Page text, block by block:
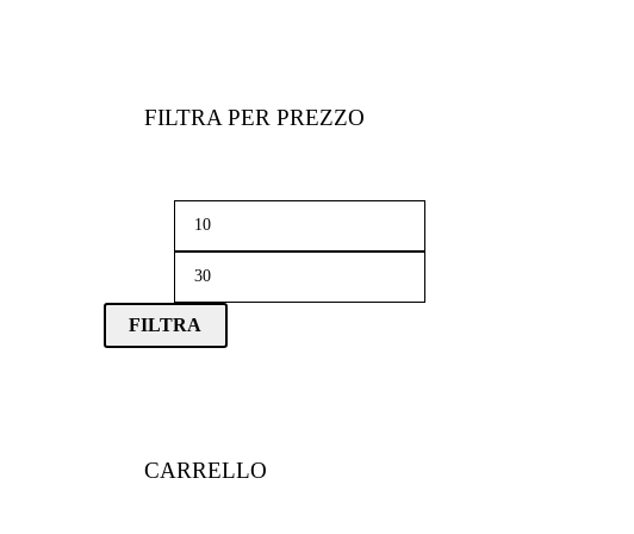
FILTRA PER PREZZO
Prezzo
Min
FILTRA
CARRELLO